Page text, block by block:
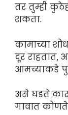
तर तुम्ही
शकता.
कामाच्या
दूर
आमच्याकडे
असे घडते
गावात